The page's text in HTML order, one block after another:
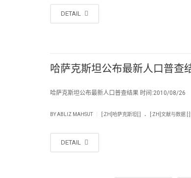
DETAIL
哈萨克斯坦公布最新人口普查
哈萨克斯坦公布最新人口普查结果 时间:2010/
BYABLIZ MAHSUT [:ZH]哈萨克斯坦[:] . [:ZH]文献与数据 [:]
DETAIL